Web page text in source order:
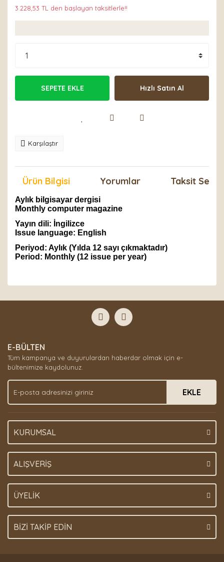
3.228,53 TL den başlayan taksitlerle!!
SEPETE EKLE Hızlı Satın Al
Karşılaştır
Ürün Bilgisi Yorumlar Taksit
Aylık bilgisayar dergisi
Monthly computer magazine
Yayın dili: İngilizce
Issue language: English
Periyod: Aylık (Yılda 12 sayı çıkmaktadır)
Period: Monthly (12 issue per year)
Yorum Yaz
formunu kullanarak tarafımıza iletebilirsiniz.
Görüş ve önerileriniz için teşekkür ederiz.
Ürün açıklamasında eksik bilgiler bulunuyor.
Ürün bilgilerinde hatalar bulunuyor.
Ürün fiyatı diğer sitelerden daha pahalı.
Bu ürüne benzer farklı alternatifler olmalı.
E-BÜLTEN
Tüm kampanya ve duyurulardan haberdar olmak için e-
bültenimize kaydolunuz.
EKLE
KURUMSAL
ALIŞVERİŞ
ÜYELİK
BİZİ TAKİP EDİN